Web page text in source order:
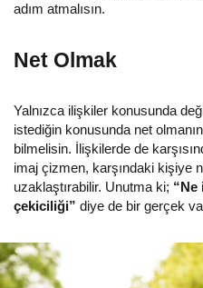
adım atmalısın.
Net Olmak
Yalnızca ilişkiler konusunda
istediğin konusunda net
bilmelisin. İlişkilerde de
imaj çizmen, karşındaki kişiye
uzaklaştırabilir. Unutma ki; “Ne
çekiciliği” diye de bir gerçek